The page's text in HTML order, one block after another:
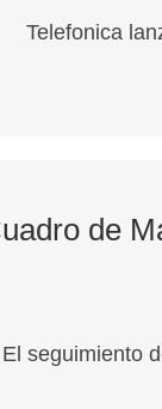
Telefonica
de
El seguimiento